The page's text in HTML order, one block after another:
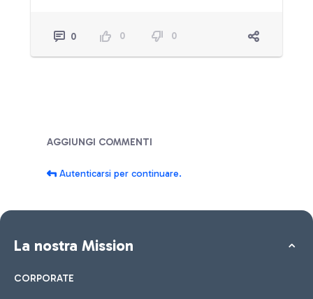
0 0 0
Blog
AGGIUNGI COMMENTI
Autenticarsi per continuare.
La nostra Mission
CORPORATE